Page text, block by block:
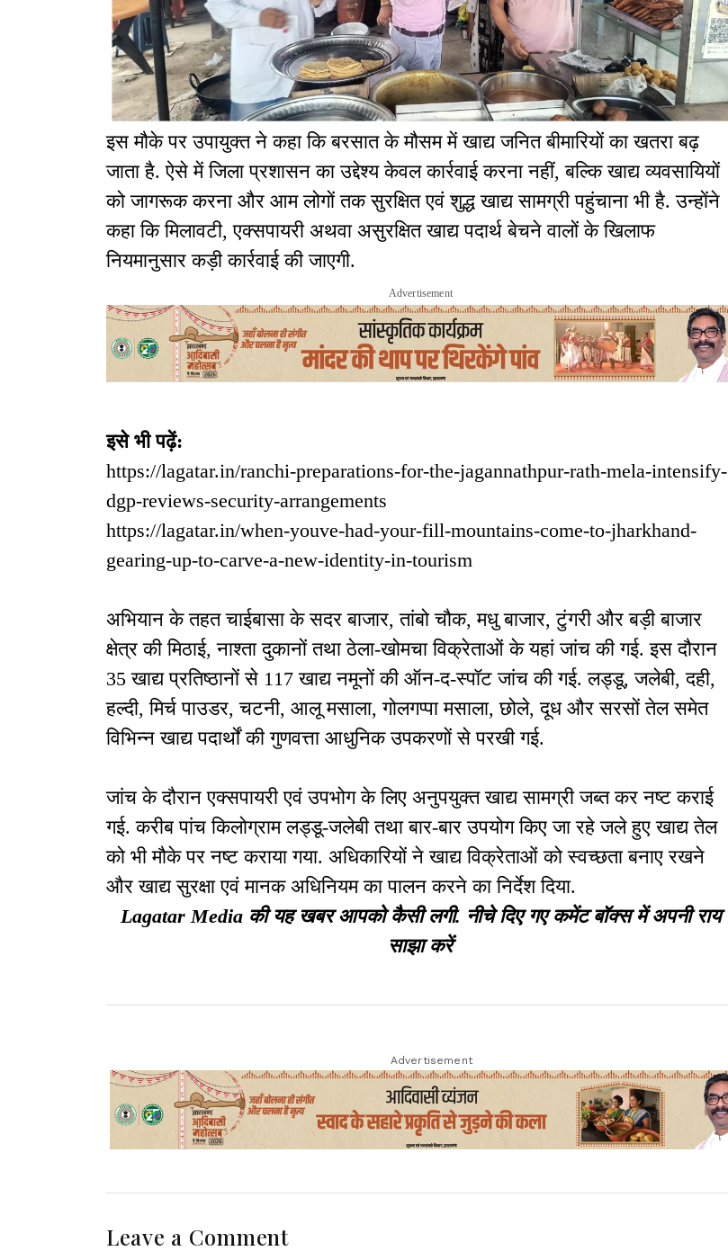
इस मौके पर उपायुक्त ने कहा कि बरसात के मौसम में खाद्य जनित बीमारियों का खतरा बढ़
जाता है. ऐसे में जिला प्रशासन का उद्देश्य केवल कार्रवाई करना नहीं, बल्कि खाद्य व्यवसायियों
को जागरूक करना और आम लोगों तक सुरक्षित एवं शुद्ध खाद्य सामग्री पहुंचाना भी है. उन्होंने
कहा कि मिलावटी, एक्सपायरी अथवा असुरक्षित खाद्य पदार्थ बेचने वालों के खिलाफ
नियमानुसार कड़ी कार्रवाई की जाएगी.
Advertisement
इसे भी पढ़ें:
https://lagatar.in/ranchi-preparations-for-the-jagannathpur-rath-mela-intensify-
dgp-reviews-security-arrangements
https://lagatar.in/when-youve-had-your-fill-mountains-come-to-jharkhand-
gearing-up-to-carve-a-new-identity-in-tourism
अभियान के तहत चाईबासा के सदर बाजार, तांबो चौक, मधु बाजार, टुंगरी और बड़ी बाजार
क्षेत्र की मिठाई, नाश्ता दुकानों तथा ठेला-खोमचा विक्रेताओं के यहां जांच की गई. इस दौरान
35 खाद्य प्रतिष्ठानों से 117 खाद्य नमूनों की ऑन-द-स्पॉट जांच की गई. लड्डू, जलेबी, दही,
हल्दी, मिर्च पाउडर, चटनी, आलू मसाला, गोलगप्पा मसाला, छोले, दूध और सरसों तेल समेत
विभिन्न खाद्य पदार्थों की गुणवत्ता आधुनिक उपकरणों से परखी गई.
जांच के दौरान एक्सपायरी एवं उपभोग के लिए अनुपयुक्त खाद्य सामग्री जब्त कर नष्ट कराई
गई. करीब पांच किलोग्राम लड्डू-जलेबी तथा बार-बार उपयोग किए जा रहे जले हुए खाद्य तेल
को भी मौके पर नष्ट कराया गया. अधिकारियों ने खाद्य विक्रेताओं को स्वच्छता बनाए रखने
और खाद्य सुरक्षा एवं मानक अधिनियम का पालन करने का निर्देश दिया.
Lagatar Media की यह खबर आपको कैसी लगी. नीचे दिए गए कमेंट बॉक्स में अपनी राय
साझा करें
Advertisement
Leave a Comment